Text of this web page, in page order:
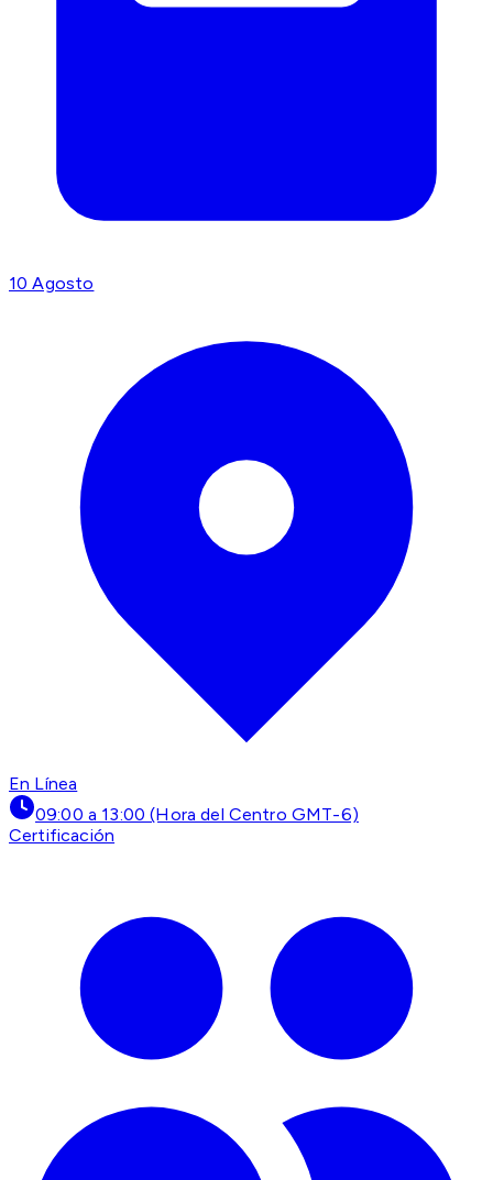
10 Agosto
En Línea
09:00 a 13:00 (Hora del Centro GMT-6)
Certificación